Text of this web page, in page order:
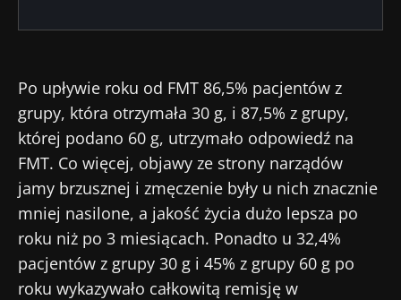
Po upływie roku od FMT 86,5% pacjentów z
grupy, która otrzymała 30 g, i 87,5% z grupy,
której podano 60 g, utrzymało odpowiedź na
FMT. Co więcej, objawy ze strony narządów
jamy brzusznej i zmęczenie były u nich znacznie
mniej nasilone, a jakość życia dużo lepsza po
roku niż po 3 miesiącach. Ponadto u 32,4%
pacjentów z grupy 30 g i 45% z grupy 60 g po
roku wykazywało całkowitą remisję w